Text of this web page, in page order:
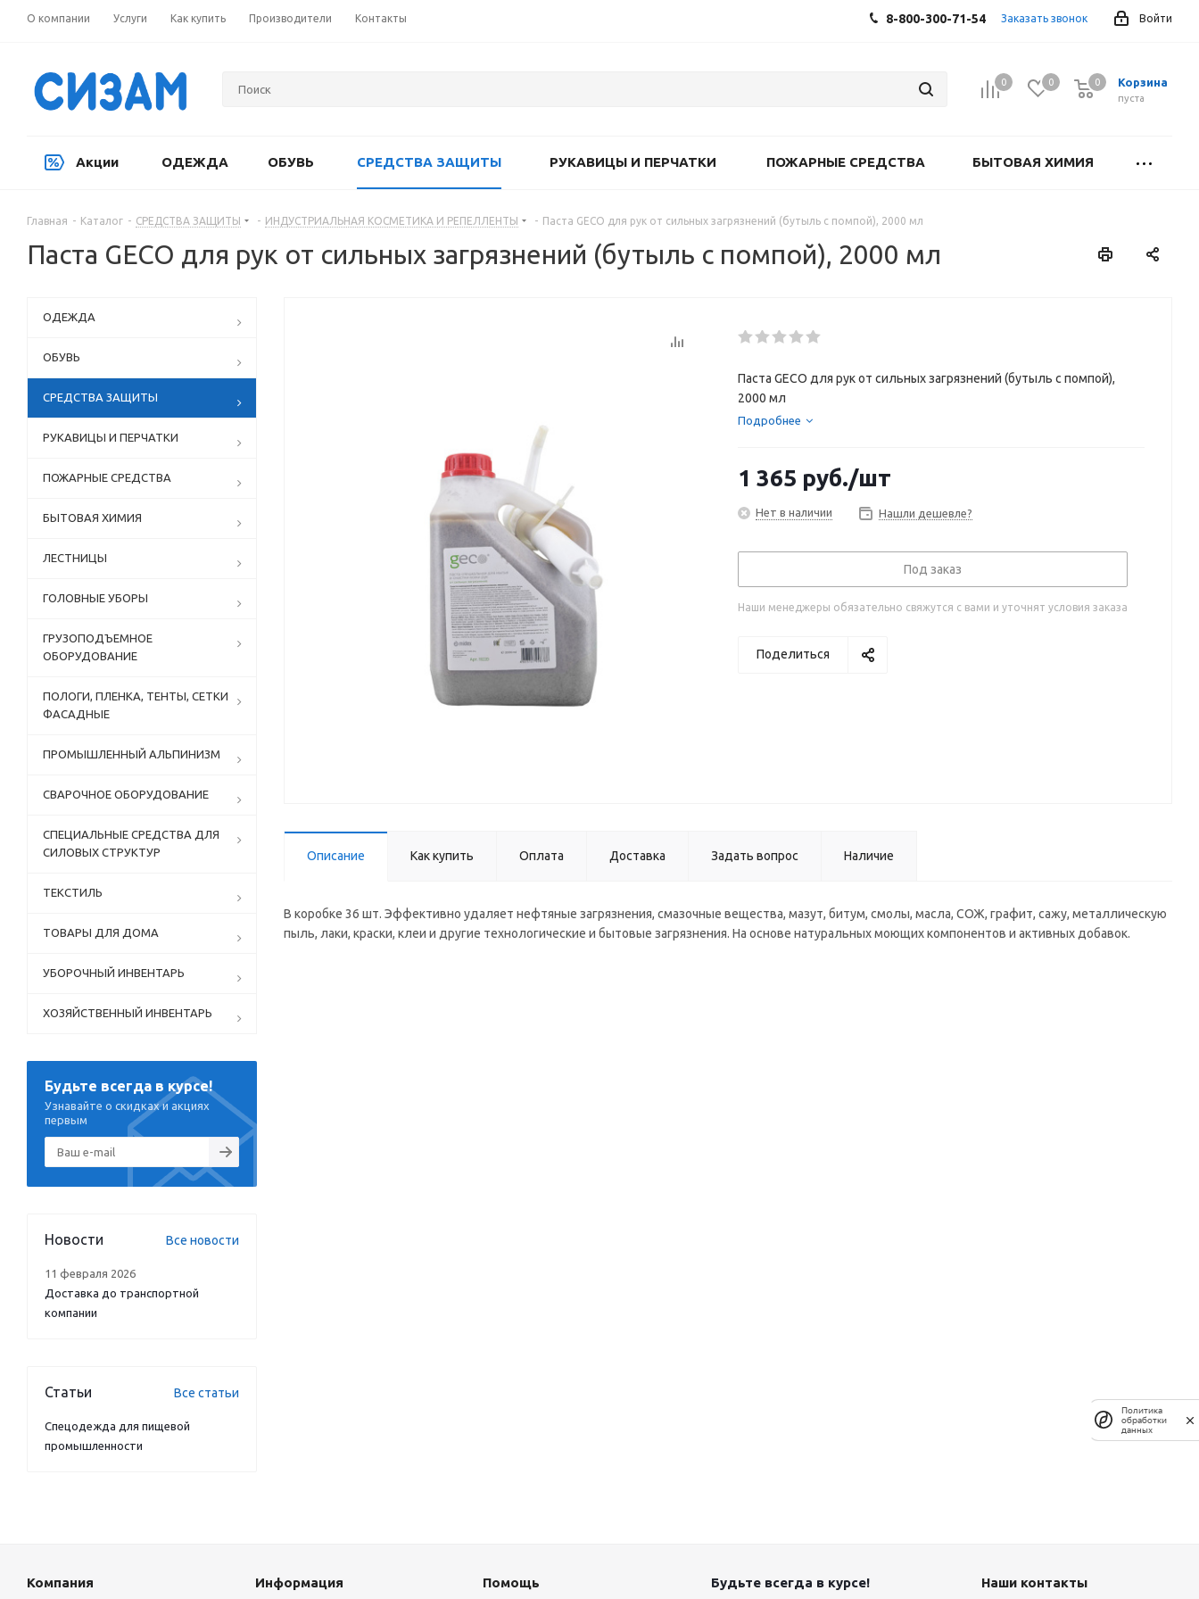
О компании Услуги Как купить Производители Контакты Войти
8-800-300-71-54 Заказать звонок
0 0 Корзина
0
пуста
0
Акции ОДЕЖДА ОБУВЬ СРЕДСТВА ЗАЩИТЫ РУКАВИЦЫ И ПЕРЧАТКИ ПОЖАРНЫЕ СРЕДСТВА БЫТОВАЯ ХИМИЯ
Главная - Каталог - СРЕДСТВА ЗАЩИТЫ - ИНДУСТРИАЛЬНАЯ КОСМЕТИКА И РЕПЕЛЛЕНТЫ - Паста GECO для рук от сильных загрязнений (бутыль с помпой), 2000 мл
Паста GECO для рук от сильных загрязнений (бутыль с помпой), 2000 мл
Паста GECO для рук от сильных загрязнений (бутыль с помпой),
2000 мл
Подробнее
1 365 руб./шт
Нет в наличии Нашли дешевле?
Под заказ
Наши менеджеры обязательно свяжутся с вами и уточнят условия заказа
Поделиться
Описание Как купить Оплата Доставка Задать вопрос Наличие
В коробке 36 шт. Эффективно удаляет нефтяные загрязнения, смазочные вещества, мазут, битум, смолы, масла, СОЖ, графит, сажу, металлическую
пыль, лаки, краски, клеи и другие технологические и бытовые загрязнения. На основе натуральных моющих компонентов и активных добавок.
ОДЕЖДА
ОБУВЬ
СРЕДСТВА ЗАЩИТЫ
РУКАВИЦЫ И ПЕРЧАТКИ
ПОЖАРНЫЕ СРЕДСТВА
БЫТОВАЯ ХИМИЯ
ЛЕСТНИЦЫ
ГОЛОВНЫЕ УБОРЫ
ГРУЗОПОДЪЕМНОЕ
ОБОРУДОВАНИЕ
ПОЛОГИ, ПЛЕНКА, ТЕНТЫ, СЕТКИ
ФАСАДНЫЕ
ПРОМЫШЛЕННЫЙ АЛЬПИНИЗМ
СВАРОЧНОЕ ОБОРУДОВАНИЕ
СПЕЦИАЛЬНЫЕ СРЕДСТВА ДЛЯ
СИЛОВЫХ СТРУКТУР
ТЕКСТИЛЬ
ТОВАРЫ ДЛЯ ДОМА
УБОРОЧНЫЙ ИНВЕНТАРЬ
ХОЗЯЙСТВЕННЫЙ ИНВЕНТАРЬ
Будьте всегда в курсе!
Узнавайте о скидках и акциях
первым
Новости Все новости
11 февраля 2026
Доставка до транспортной
компании
Статьи Все статьи
Спецодежда для пищевой
промышленности
Компания Информация Помощь Будьте всегда в курсе! Наши контакты
Политика
обработки
данных